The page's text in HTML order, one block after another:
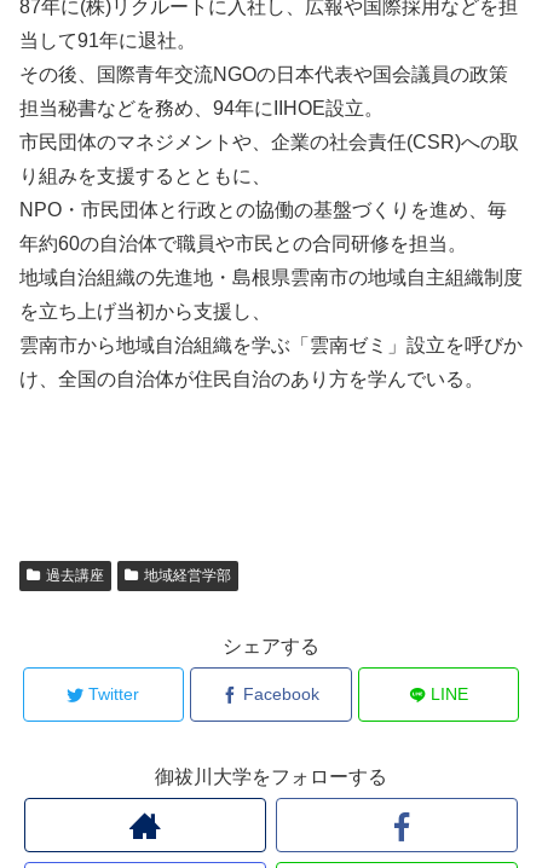
87年に(株)リクルートに入社し、広報や国際採用などを担
当して91年に退社。
その後、国際青年交流NGOの日本代表や国会議員の政策
担当秘書などを務め、94年にIIHOE設立。
市民団体のマネジメントや、企業の社会責任(CSR)への取
り組みを支援するとともに、
NPO・市民団体と行政との協働の基盤づくりを進め、毎
年約60の自治体で職員や市民との合同研修を担当。
地域自治組織の先進地・島根県雲南市の地域自主組織制度
を立ち上げ当初から支援し、
雲南市から地域自治組織を学ぶ「雲南ゼミ」設立を呼びか
け、全国の自治体が住民自治のあり方を学んでいる。
過去講座 地域経営学部
シェアする
Twitter Facebook LINE
御祓川大学をフォローする